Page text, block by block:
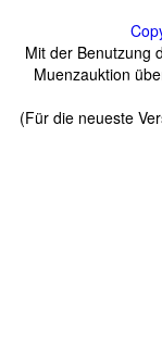
Mit der Benutzung
Muenzauktion
(Für die neueste